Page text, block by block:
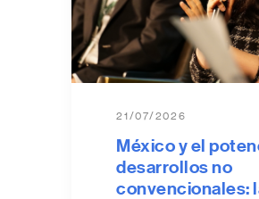
21/07/2026
México y el
desarrollos no
convencionales: